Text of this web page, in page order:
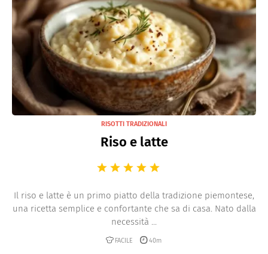
RISOTTI TRADIZIONALI
Riso e latte
Il riso e latte è un primo piatto della tradizione piemontese,
una ricetta semplice e confortante che sa di casa. Nato dalla
necessità ...
FACILE 40m